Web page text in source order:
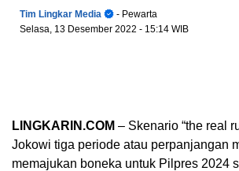
Tim Lingkar Media
- Pewarta
Selasa, 13 Desember 2022 - 15:14 WIB
LINGKARIN.COM – Skenario “the real
Jokowi tiga periode atau perpanjangan
memajukan boneka untuk Pilpres 2024